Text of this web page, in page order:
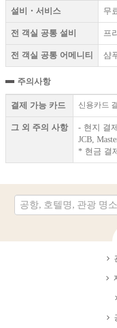
설비・서비스 무
전 객실 공통 설비 프
전 객실 공통 어메니티 샴
주의사항
결제 가능 카드 신용카드
그 외 주의 사항
- 현지 결
JCB,
* 현금 결